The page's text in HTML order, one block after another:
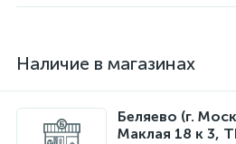
Наличие в магазинах
Беляево (г.
Маклая 18 к 3,